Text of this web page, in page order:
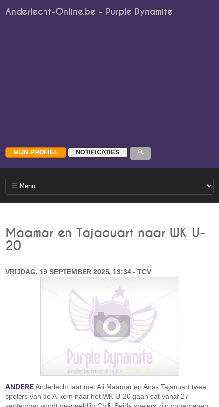
Anderlecht-Online.be - Purple Dynamite
Maamar en Tajaouart naar WK U-
20
VRIJDAG, 19 SEPTEMBER 2025, 13:34 - TCV
ANDEREAnderlecht laat met Ali Maamar en Anas Tajaouart twee
spelers van de A-kern naar het WK U-20 gaan dat vanaf 27